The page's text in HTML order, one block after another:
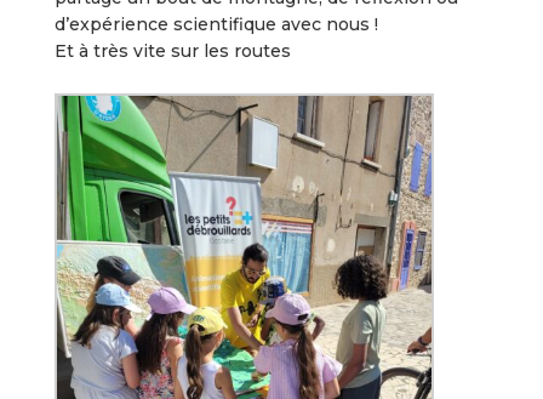
d’expérience scientifique avec nous !
Et à très vite sur les routes